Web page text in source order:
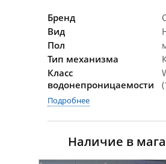
Бренд
Вид
Пол
Тип механизма
Класс
водонепроницаемости
Подробнее
Наличие в